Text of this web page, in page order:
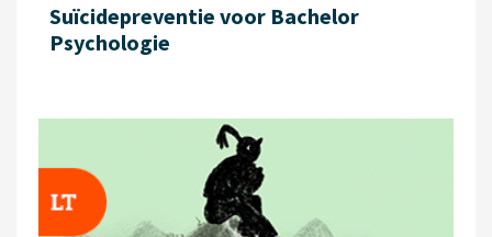
Suïcidepreventie voor Bachelor
Psychologie